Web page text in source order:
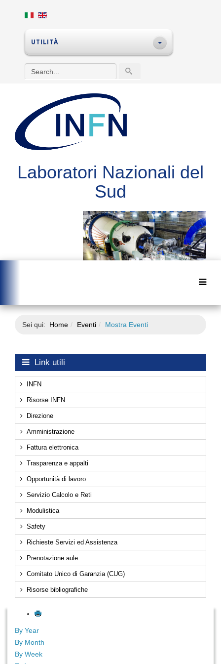
UTILITÀ
Laboratori Nazionali del
Sud
Sei qui: Home Eventi Mostra Eventi
Link utili
INFN
Risorse INFN
Direzione
Amministrazione
Fattura elettronica
Trasparenza e appalti
Opportunità di lavoro
Servizio Calcolo e Reti
Modulistica
Safety
Richieste Servizi ed Assistenza
Prenotazione aule
Comitato Unico di Garanzia (CUG)
Risorse bibliografiche
By Year
By Month
By Week